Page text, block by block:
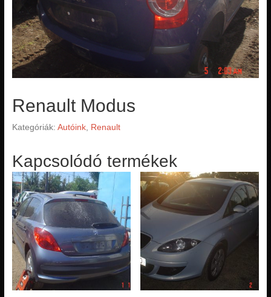
Renault Modus
Kategóriák: Autóink, Renault
Kapcsolódó termékek